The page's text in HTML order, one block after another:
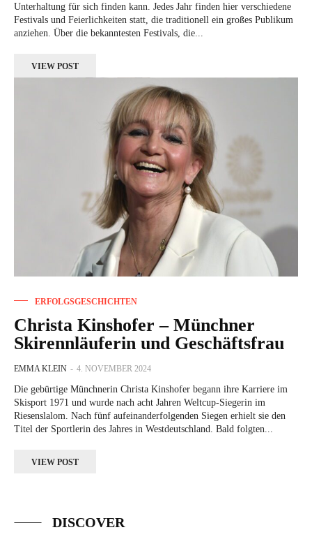
Unterhaltung für sich finden kann. Jedes Jahr finden hier verschiedene
Festivals und Feierlichkeiten statt, die traditionell ein großes Publikum
anziehen. Über die bekanntesten Festivals, die...
VIEW POST
ERFOLGSGESCHICHTEN
Christa Kinshofer – Münchner
Skirennläuferin und Geschäftsfrau
EMMA KLEIN - 4. NOVEMBER 2024
Die gebürtige Münchnerin Christa Kinshofer begann ihre Karriere im
Skisport 1971 und wurde nach acht Jahren Weltcup-Siegerin im
Riesenslalom. Nach fünf aufeinanderfolgenden Siegen erhielt sie den
Titel der Sportlerin des Jahres in Westdeutschland. Bald folgten...
VIEW POST
DISCOVER